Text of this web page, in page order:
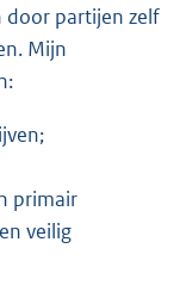
door partijen zelf
Mijn
primair
veilig